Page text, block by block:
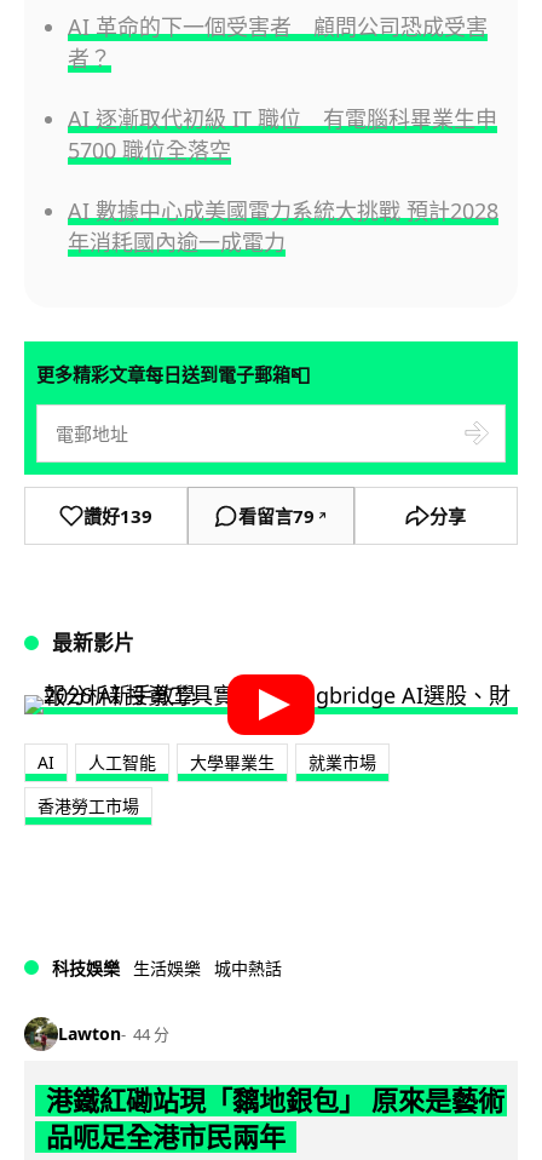
AI 革命的下一個受害者 顧問公司恐成受害
者？
AI 逐漸取代初級 IT 職位 有電腦科畢業生申
5700 職位全落空
AI 數據中心成美國電力系統大挑戰 預計2028
年消耗國內逾一成電力
更多精彩文章每日送到電子郵箱📮
讚好139 看留言79 ↗ 分享
最新影片
AI 人工智能 大學畢業生
就業市場
香港勞工市場
科技娛樂 生活娛樂 城中熱話
Lawton 44 分
港鐵紅磡站現「黐地銀包」 原來是藝術
品呃足全港市民兩年